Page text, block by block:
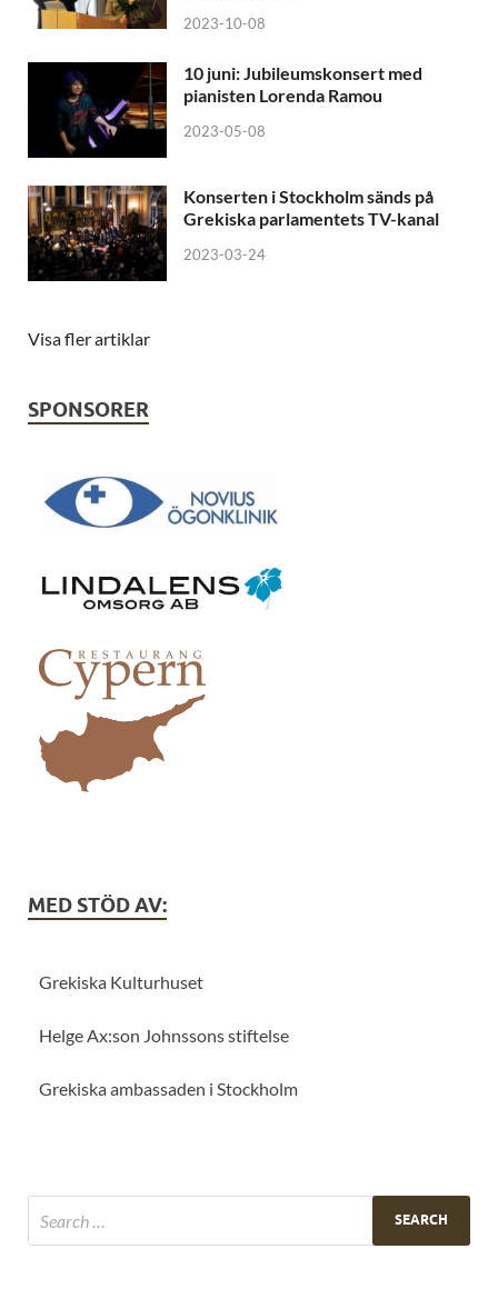
2023-10-08
10 juni: Jubileumskonsert med
pianisten Lorenda Ramou
2023-05-08
Konserten i Stockholm sänds på
Grekiska parlamentets TV-kanal
2023-03-24
Visa fler artiklar
SPONSORER
MED STÖD AV:
Grekiska Kulturhuset
Helge Ax:son Johnssons stiftelse
Grekiska ambassaden i Stockholm